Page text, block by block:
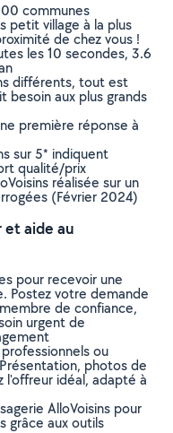
communes
petit village à la plus
de chez vous !
les 10 secondes, 3.6
différents, tout est
besoin aux plus grands
première réponse à
sur 5* indiquent
qualité/prix
réalisée sur un
(Février 2024)
et aide au
pour recevoir une
Postez votre demande
de confiance,
urgent de
ou
photos de
l'offreur idéal, adapté à
AlloVoisins pour
grâce aux outils